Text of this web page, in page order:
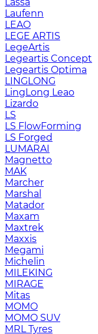
Laufenn
LEAO
LEGE ARTIS
LegeArtis
Legeartis Concept
Legeartis Optima
LINGLONG
LingLong Leao
Lizardo
LS
LS FlowForming
LS Forged
LUMARAI
Magnetto
MAK
Marcher
Marshal
Matador
Maxam
Maxtrek
Maxxis
Megami
Michelin
MILEKING
MIRAGE
Mitas
MOMO
MOMO SUV
MRL Tyres